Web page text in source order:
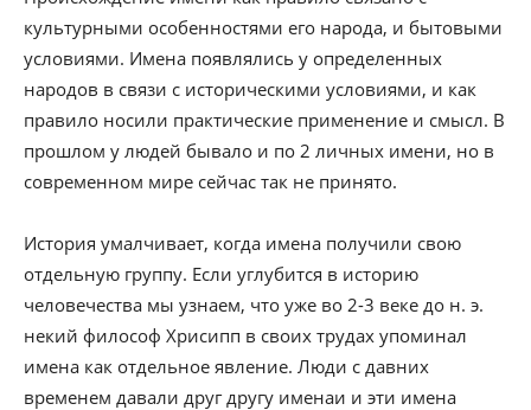
культурными особенностями его народа, и бытовыми
условиями. Имена появлялись у определенных
народов в связи с историческими условиями, и как
правило носили практические применение и смысл. В
прошлом у людей бывало и по 2 личных имени, но в
современном мире сейчас так не принято.
История умалчивает, когда имена получили свою
отдельную группу. Если углубится в историю
человечества мы узнаем, что уже во 2-3 веке до н. э.
некий философ Хрисипп в своих трудах упоминал
имена как отдельное явление. Люди с давних
временем давали друг другу именаи и эти имена